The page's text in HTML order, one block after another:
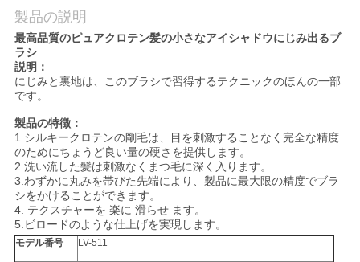
PRIVACY
POLICY
製品の説明
最高品質のピュアクロテン髪の小さなアイシャドウにじみ出るブ
ラシ
説明：
にじみと裏地は、このブラシで習得するテクニックのほんの一部
です。
製品の特徴：
1.シルキークロテンの剛毛は、目を刺激することなく完全な精度
のためにちょうど良い量の硬さを提供します。
2.洗い流した髪は刺激なくまつ毛に深く入ります。
3.わずかに丸みを帯びた先端により、製品に最大限の精度でブラ
シをかけることができます。
4. テクスチャーを 楽に 滑らせ ます。
5.ビロードのような仕上げを実現します。
モデル番号 LV-511